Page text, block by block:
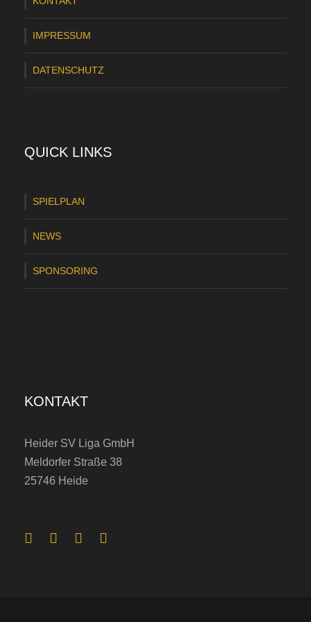
A
r
n
IMPRESSUM
DATENSCHUTZ
QUICK LINKS
SPIELPLAN
NEWS
SPONSORING
KONTAKT
Heider SV Liga GmbH
Meldorfer Straße 38
25746 Heide